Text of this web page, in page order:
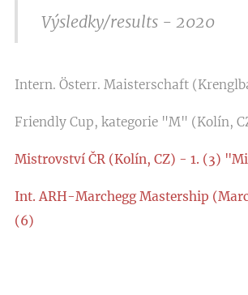
Výsledky/results - 2020
Intern. Österr. Maisterschaft
Friendly Cup, kategorie "M" (Kolín,
Mistrovství ČR (Kolín, CZ) - 1. (3)
Int. ARH-Marchegg Mastership
(6)